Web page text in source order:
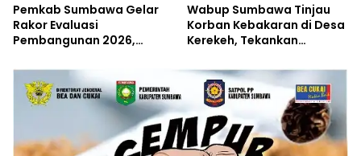
Pemkab Sumbawa Gelar
Rakor Evaluasi
Pembangunan 2026,
Perubahan Resmi
Diluncurkan
Wabup Sumbawa Tinjau
Korban Kebakaran di Desa
Kerekeh, Tekankan